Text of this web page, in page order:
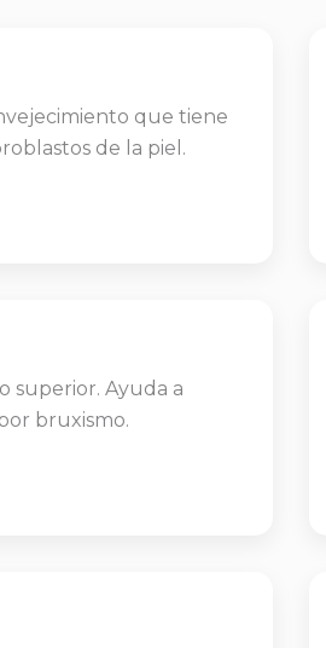
que tiene
de la piel.
superior. Ayuda a
bruxismo.